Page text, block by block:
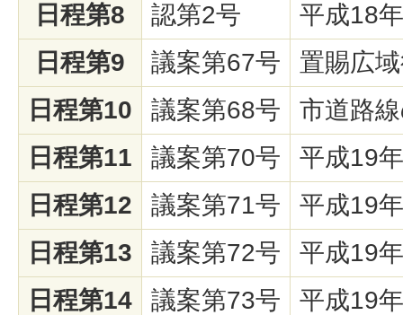
日程第8
認第2号
平成18
日程第9
議案第67号
置賜広
日程第10
議案第68号
市道路
日程第11
議案第70号
平成19
日程第12
議案第71号
平成19
日程第13
議案第72号
平成19
日程第14
議案第73号
平成19